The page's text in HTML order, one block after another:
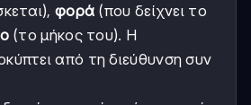
φορά (που δείχνει το
(το μήκος του). Η
από τη διεύθυνση συν